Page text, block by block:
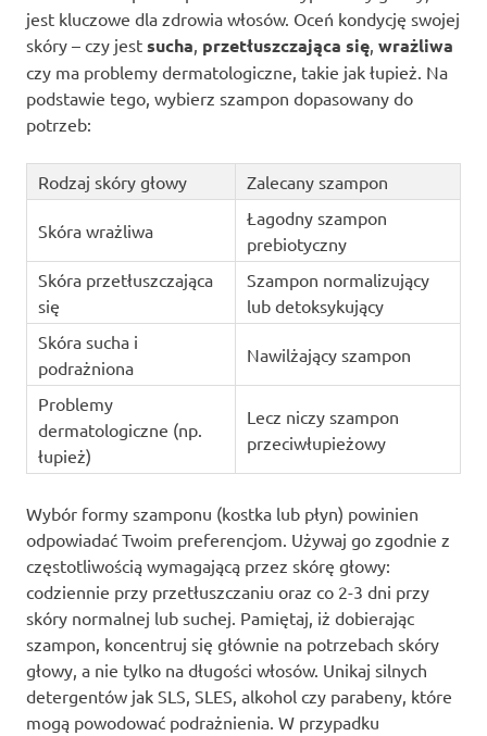
jest kluczowe dla zdrowia włosów. Oceń kondycję swojej
skóry – czy jest sucha, przetłuszczająca się, wrażliwa
czy ma problemy dermatologiczne, takie jak łupież. Na
podstawie tego, wybierz szampon dopasowany do
potrzeb:
Rodzaj skóry głowy Zalecany szampon
Skóra wrażliwa
Łagodny szampon
prebiotyczny
Skóra przetłuszczająca
się
Szampon normalizujący
lub detoksykujący
Skóra sucha i
podrażniona
Nawilżający szampon
Problemy
dermatologiczne (np.
łupież)
Lecz niczy szampon
przeciwłupieżowy
Wybór formy szamponu (kostka lub płyn) powinien
odpowiadać Twoim preferencjom. Używaj go zgodnie z
częstotliwością wymagającą przez skórę głowy:
codziennie przy przetłuszczaniu oraz co 2-3 dni przy
skóry normalnej lub suchej. Pamiętaj, iż dobierając
szampon, koncentruj się głównie na potrzebach skóry
głowy, a nie tylko na długości włosów. Unikaj silnych
detergentów jak SLS, SLES, alkohol czy parabeny, które
mogą powodować podrażnienia. W przypadku